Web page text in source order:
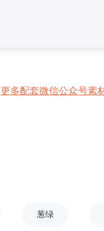
更多配套微信公众号素
葱绿